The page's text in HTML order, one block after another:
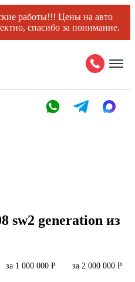
работы!!! Цены на авто
спасибо за понимание.
sw2 generation из
за 1 000 000 Р за 2 000 000 Р